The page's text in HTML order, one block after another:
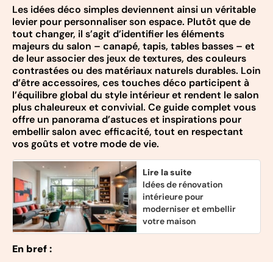
Les idées déco simples deviennent ainsi un véritable
levier pour personnaliser son espace. Plutôt que de
tout changer, il s’agit d’identifier les éléments
majeurs du salon – canapé, tapis, tables basses – et
de leur associer des jeux de textures, des couleurs
contrastées ou des matériaux naturels durables. Loin
d’être accessoires, ces touches déco participent à
l’équilibre global du style intérieur et rendent le salon
plus chaleureux et convivial. Ce guide complet vous
offre un panorama d’astuces et inspirations pour
embellir salon avec efficacité, tout en respectant
vos goûts et votre mode de vie.
Lire la suite
Idées de rénovation
intérieure pour
moderniser et embellir
votre maison
En bref :